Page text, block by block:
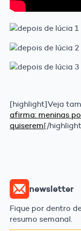
[highlight]Veja
afirma: meninas
quiserem[/
newsletter
Fique por dentro
resumo semanal.